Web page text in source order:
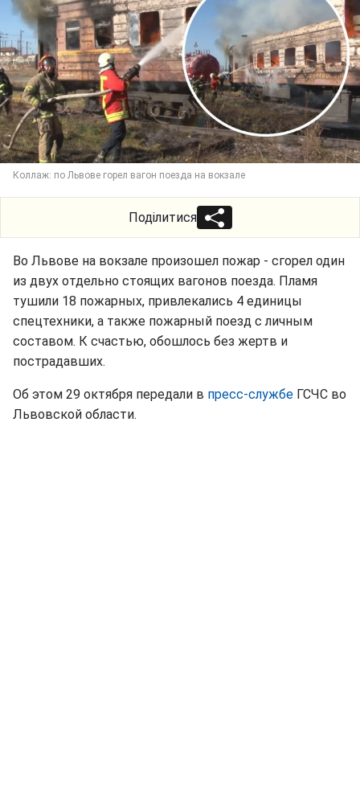
Коллаж: по Львове горел вагон поезда на вокзале
Поділитися
Во Львове на вокзале произошел пожар - сгорел один
из двух отдельно стоящих вагонов поезда. Пламя
тушили 18 пожарных, привлекались 4 единицы
спецтехники, а также пожарный поезд с личным
составом. К счастью, обошлось без жертв и
пострадавших.
Об этом 29 октября передали в пресс-службе ГСЧС во
Львовской области.